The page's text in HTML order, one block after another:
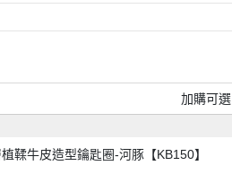
加購可選
鞣牛皮造型鑰匙圈-河豚【KB150】